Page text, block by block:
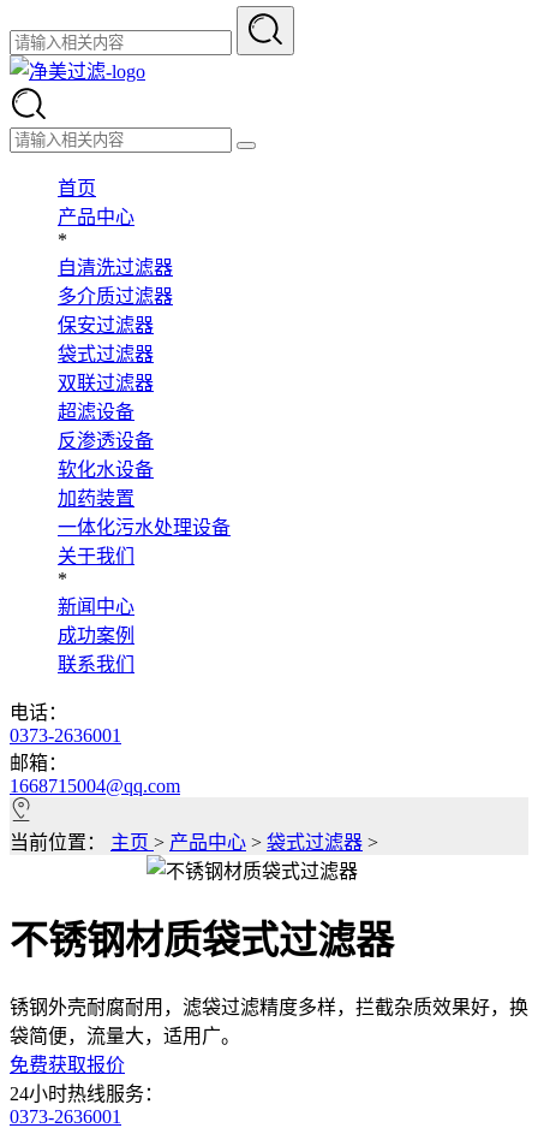
首页
产品中心
*
自清洗过滤器
多介质过滤器
保安过滤器
袋式过滤器
双联过滤器
超滤设备
反渗透设备
软化水设备
加药装置
一体化污水处理设备
关于我们
*
新闻中心
成功案例
联系我们
电话：
0373-2636001
邮箱：
1668715004@qq.com
当前位置： 主页 > 产品中心 > 袋式过滤器 >
不锈钢材质袋式过滤器
锈钢外壳耐腐耐用，滤袋过滤精度多样，拦截杂质效果好，换
袋简便，流量大，适用广。
免费获取报价
24小时热线服务：
0373-2636001